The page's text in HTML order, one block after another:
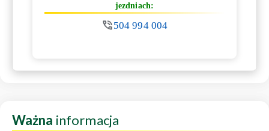
jezdniach:
504 994 004
Ważna informacja